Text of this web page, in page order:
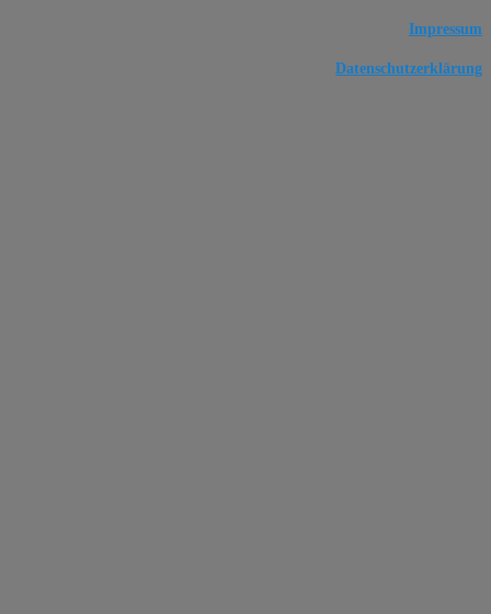
Impressum
Datenschutzerklärung